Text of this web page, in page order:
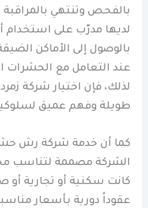
بالفحص وتنتهي
لديها مدرّب على استخدام
بالوصول إلى الأماكن
عند التعامل مع الحشرات
لذلك، فإن اختيار شركة
طويلة وفهم عميق
كما أن خدمة شركة رش
الشركة مصممة لتناسب
كانت سكنية أو تجارية أو
عقوداً دورية بأسعار